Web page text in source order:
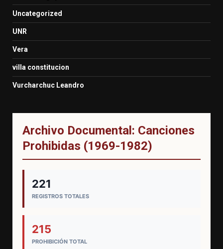
Uncategorized
UNR
Vera
villa constitucion
Vurcharchuc Leandro
Archivo Documental: Canciones
Prohibidas (1969-1982)
221
REGISTROS TOTALES
215
PROHIBICIÓN TOTAL